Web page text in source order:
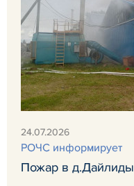
24.07.2026
РОЧС информирует
Пожар в д.Дайлиды